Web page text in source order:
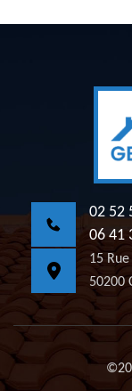
02 52
06 41
15
50200